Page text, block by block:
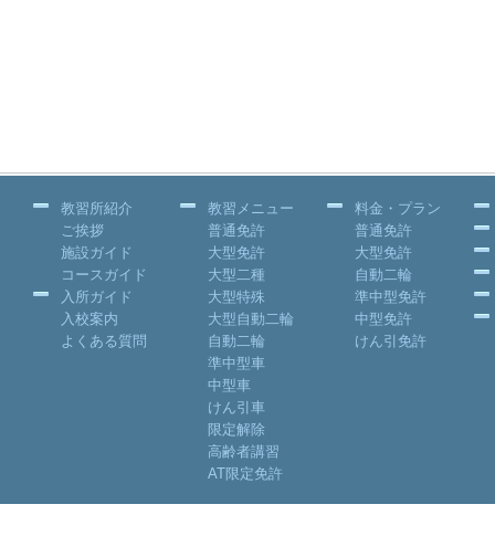
教習所紹介
ご挨拶
施設ガイド
コースガイド
入所ガイド
入校案内
よくある質問
教習メニュー
普通免許
大型免許
大型二種
大型特殊
大型自動二輪
自動二輪
準中型車
中型車
けん引車
限定解除
高齢者講習
AT限定免許
料金・プラン
普通免許
大型免許
自動二輪
準中型免許
中型免許
けん引免許